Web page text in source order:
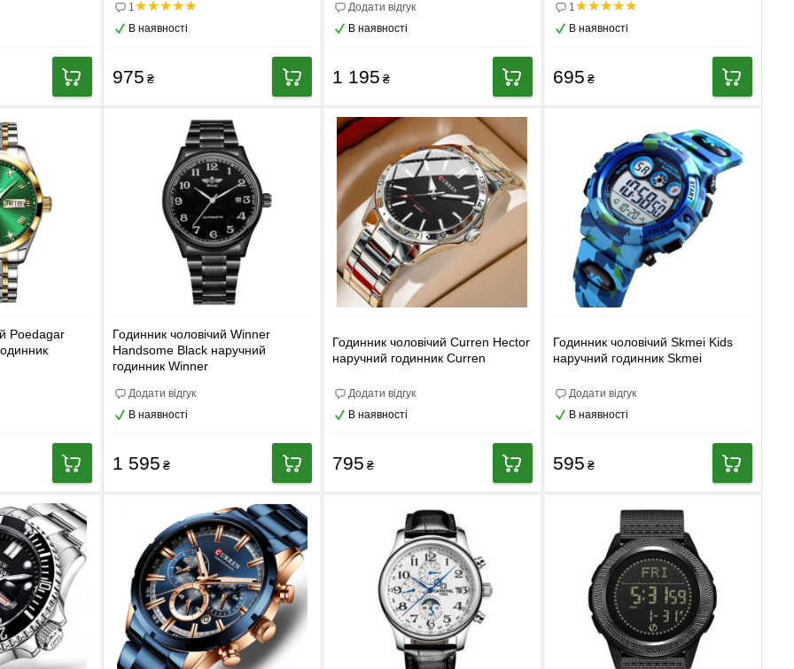
1
В наявності
975₴
Додати відгук
В наявності
1 195₴
1
В наявності
695₴
Poedagar
Годинник чоловічий Winner
Handsome Black наручний
годинник Winner
Додати відгук
В наявності
1 595₴
Годинник чоловічий Curren Hector
наручний годинник Curren
Додати відгук
В наявності
795₴
Годинник чоловічий Skmei Kids
наручний годинник Skmei
Додати відгук
В наявності
595₴